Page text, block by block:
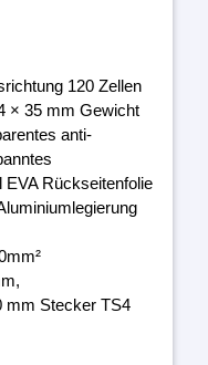
120 Zellen
× 35 mm Gewicht
anti-
EVA Rückseitenfolie
mm Stecker TS4